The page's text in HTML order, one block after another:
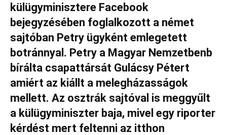
külügyminisztere Facebook
bejegyzésében foglalkozott a német
sajtóban Petry ügyként emlegetett
botránnyal. Petry a Magyar Nemzetbenb
bírálta csapattársát Gulácsy Pétert
amiért az kiállt a melegházasságok
mellett. Az osztrák sajtóval is meggyűlt
a külügyminiszter baja, mivel egy riporter
kérdést mert feltenni az itthon